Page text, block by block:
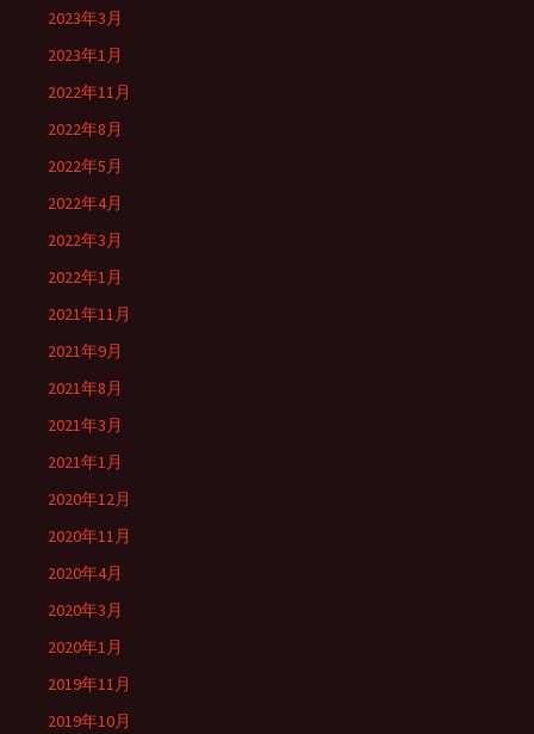
2023年3月
2023年1月
2022年11月
2022年8月
2022年5月
2022年4月
2022年3月
2022年1月
2021年11月
2021年9月
2021年8月
2021年3月
2021年1月
2020年12月
2020年11月
2020年4月
2020年3月
2020年1月
2019年11月
2019年10月